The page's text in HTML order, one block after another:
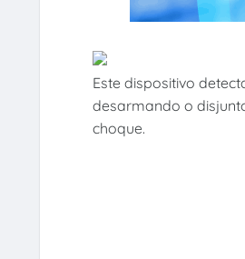
Este dispositivo
desarmando o
choque.